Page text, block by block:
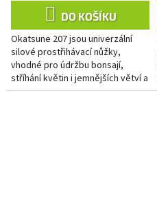
DO KOŠÍKU
Okatsune 207 jsou univerzální
silové prostřihávací nůžky,
vhodné pro údržbu bonsají,
stříhání květin i jemnějších větví a
výhonů. Nabízejí kombinaci